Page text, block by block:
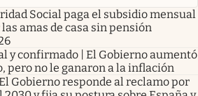
Social paga el subsidio mensual
amas de casa sin pensión
y confirmado | El Gobierno aumentó
pero no le ganaron a la inflación
Gobierno responde al reclamo por